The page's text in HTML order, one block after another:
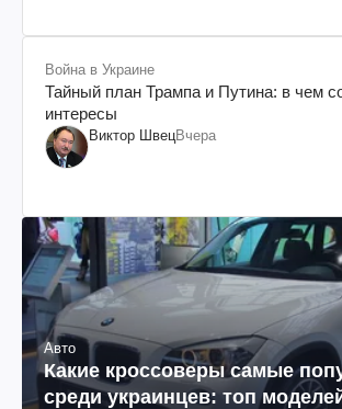
Война в Украине
Тайный план Трампа и Путина: в чем
интересы
Виктор ШвецВчера
Авто
Какие кроссоверы самые
среди украинцев: топ